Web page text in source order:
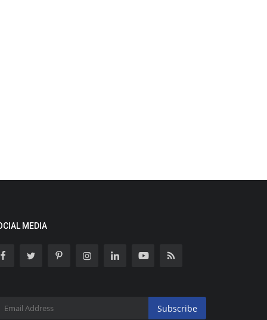
MEDIA
Subscribe